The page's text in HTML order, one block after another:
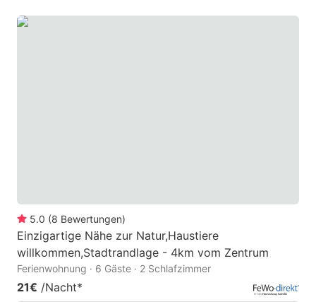
5.0 (8 Bewertungen)
Einzigartige Nähe zur Natur,Haustiere
willkommen,Stadtrandlage - 4km vom Zentrum
Ferienwohnung · 6 Gäste · 2 Schlafzimmer
21€ /Nacht*